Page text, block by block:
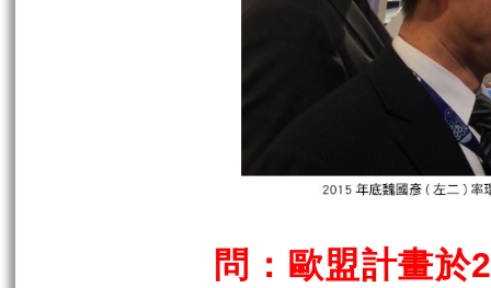
問：歐盟計畫於